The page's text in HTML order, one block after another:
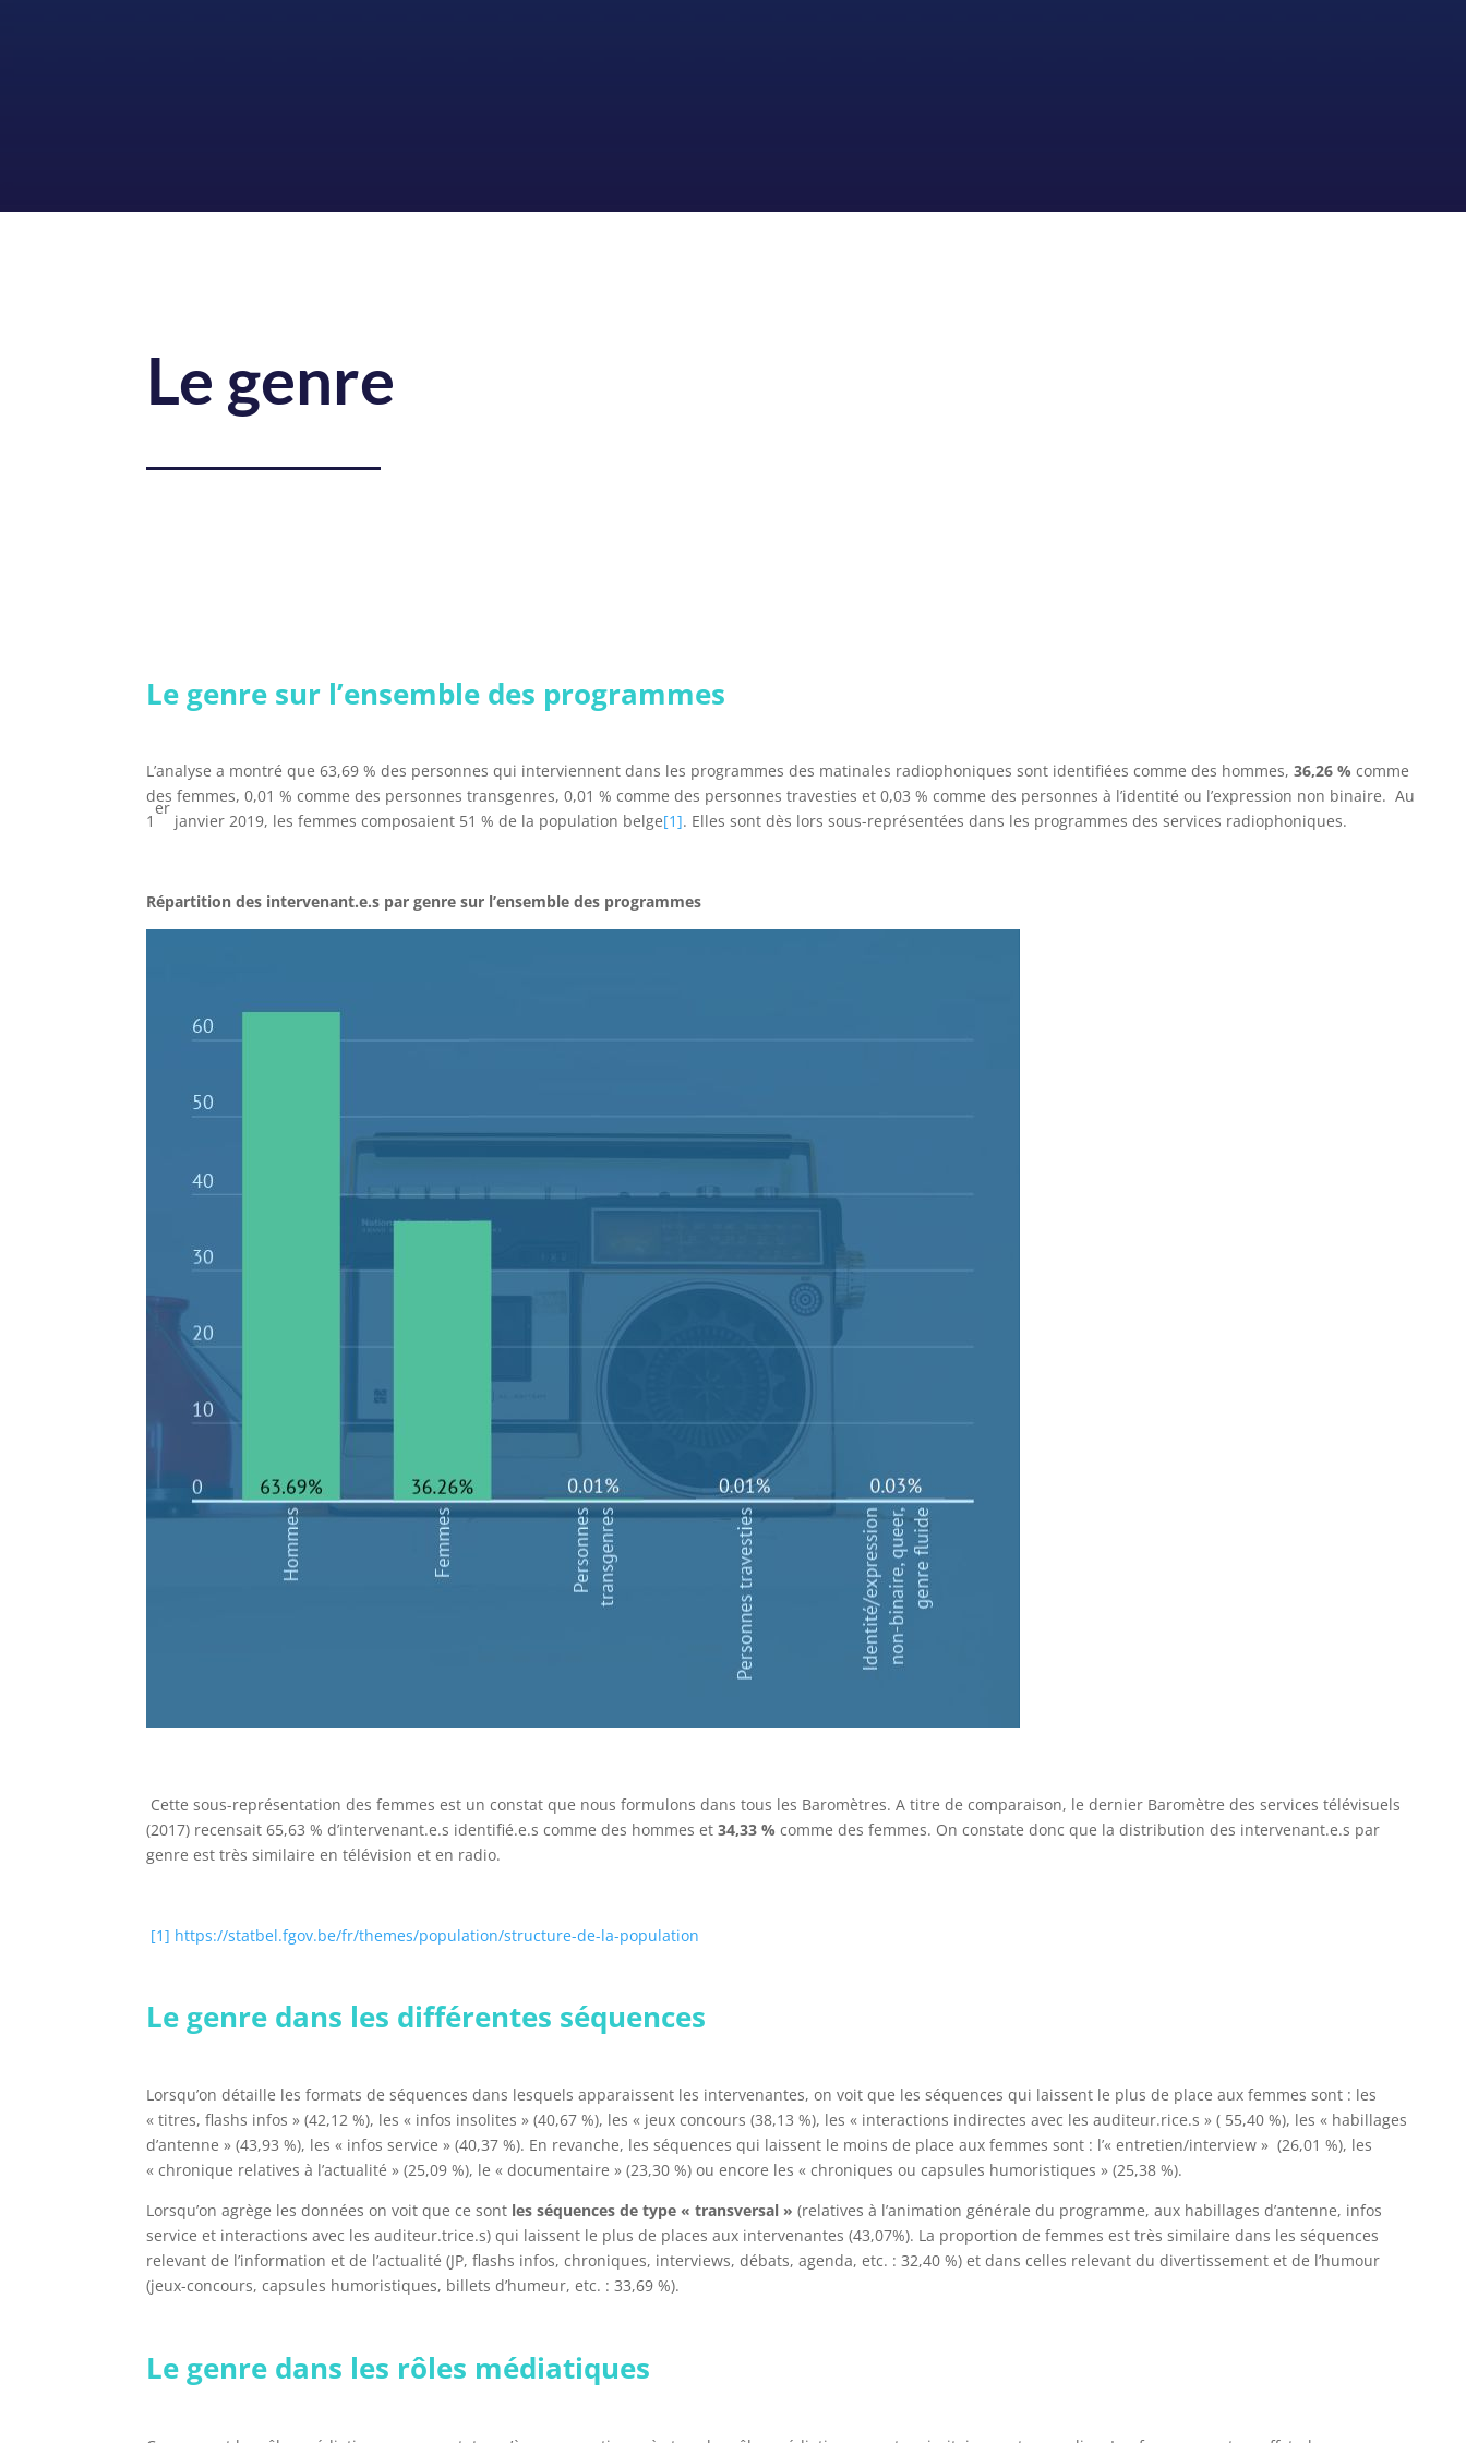
Le genre
Le genre sur l’ensemble des programmes
L’analyse a montré que 63,69 % des personnes qui interviennent dans les programmes des matinales radiophoniques sont identifiées comme des hommes,36,26 % comme
des femmes, 0,01 % comme des personnes transgenres, 0,01 % comme des personnes travesties et 0,03 % comme des personnes à l’identité ou l’expression non binaire. Au
1
er
janvier 2019, les femmes composaient 51 % de la population belge[1]. Elles sont dès lors sous-représentées dans les programmes des services radiophoniques.
Répartition des intervenant.e.s par genre sur l’ensemble des programmes
Cette sous-représentation des femmes est un constat que nous formulons dans tous les Baromètres. A titre de comparaison, le dernier Baromètre des services télévisuels
(2017) recensait 65,63 % d’intervenant.e.s identifié.e.s comme des hommes et34,33 % comme des femmes. On constate donc que la distribution des intervenant.e.s par
genre est très similaire en télévision et en radio.
[1] https://statbel.fgov.be/fr/themes/population/structure-de-la-population
Le genre dans les différentes séquences
Lorsqu’on détaille les formats de séquences dans lesquels apparaissent les intervenantes, on voit que les séquences qui laissent le plus de place aux femmes sont : les
« titres, flashs infos » (42,12 %), les « infos insolites » (40,67 %), les « jeux concours (38,13 %), les « interactions indirectes avec les auditeur.rice.s » ( 55,40 %), les « habillages
d’antenne » (43,93 %), les « infos service » (40,37 %). En revanche, les séquences qui laissent le moins de place aux femmes sont : l’« entretien/interview » (26,01 %), les
« chronique relatives à l’actualité » (25,09 %), le « documentaire » (23,30 %) ou encore les « chroniques ou capsules humoristiques » (25,38 %).
Lorsqu’on agrège les données on voit que ce sont les séquences de type « transversal » (relatives à l’animation générale du programme, aux habillages d’antenne, infos
service et interactions avec les auditeur.trice.s) qui laissent le plus de places aux intervenantes (43,07%). La proportion de femmes est très similaire dans les séquences
relevant de l’information et de l’actualité (JP, flashs infos, chroniques, interviews, débats, agenda, etc. : 32,40 %) et dans celles relevant du divertissement et de l’humour
(jeux-concours, capsules humoristiques, billets d’humeur, etc. : 33,69 %).
Le genre dans les rôles médiatiques